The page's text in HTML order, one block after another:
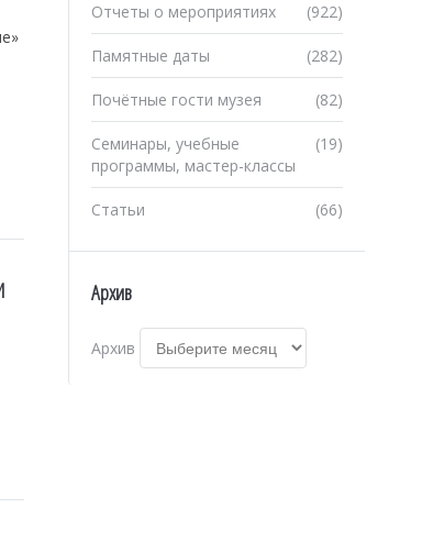
(922)
Отчеты о мероприятиях
(282)
Памятные даты
(82)
Почётные гости музея
(19)
Семинары, учебные
программы, мастер-классы
(66)
Статьи
Архив
Архив